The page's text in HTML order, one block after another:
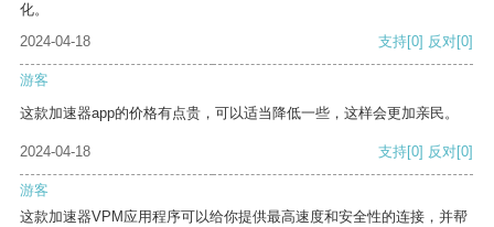
化。
2024-04-18
支持[0] 反对[0]
游客
这款加速器app的价格有点贵，可以适当降低一些，这样会更加亲民。
2024-04-18 支持[0] 反对[0]
游客
这款加速器VPM应用程序可以给你提供最高速度和安全性的连接，并帮